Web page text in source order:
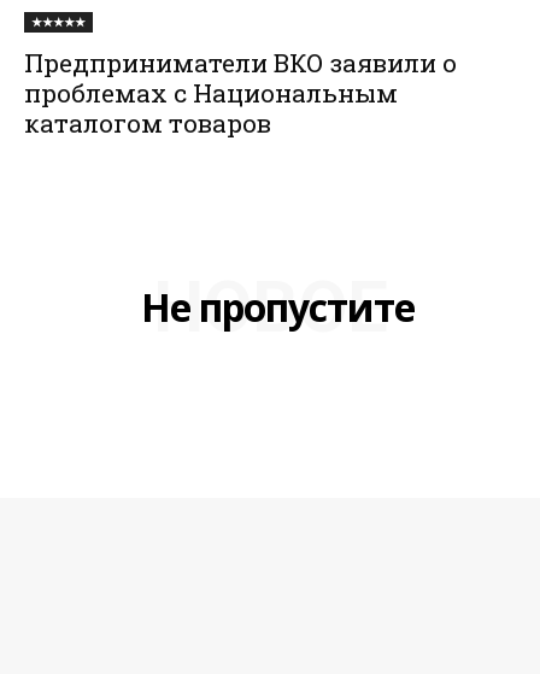
★★★★★
Предприниматели ВКО заявили о
проблемах с Национальным
каталогом товаров
Не пропустите
НОВОЕ